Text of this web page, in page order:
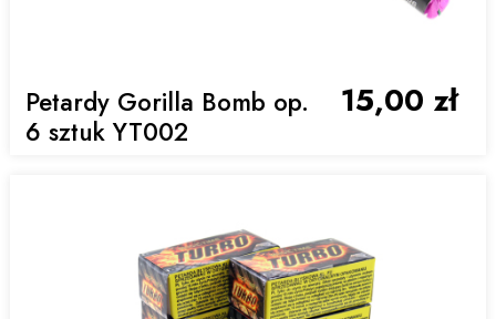
Petardy Gorilla Bomb op.
6 sztuk YT002
15,00 zł